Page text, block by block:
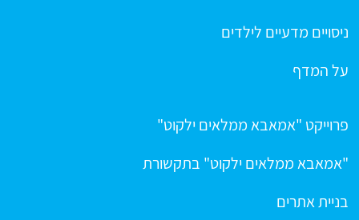
ניסויים מדעיים לילדים
על המדף
פרוייקט "אמאבא ממלאים ילקוט"
"אמאבא ממלאים ילקוט" בתקשורת
בניית אתרים